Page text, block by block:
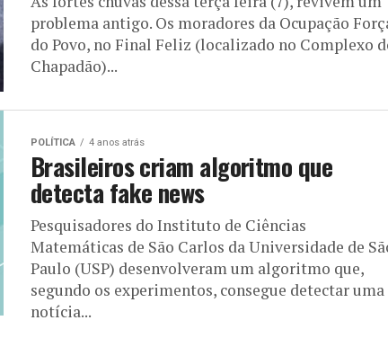
problema antigo. Os moradores da Ocupação
do Povo, no Final Feliz (localizado no Complexo
Chapadão)...
POLÍTICA 4 anos atrás
Brasileiros criam algoritmo que
detecta fake news
Pesquisadores do Instituto de Ciências
Matemáticas de São Carlos da Universidade de
Paulo (USP) desenvolveram um algoritmo que,
segundo os experimentos, consegue detectar uma
notícia...